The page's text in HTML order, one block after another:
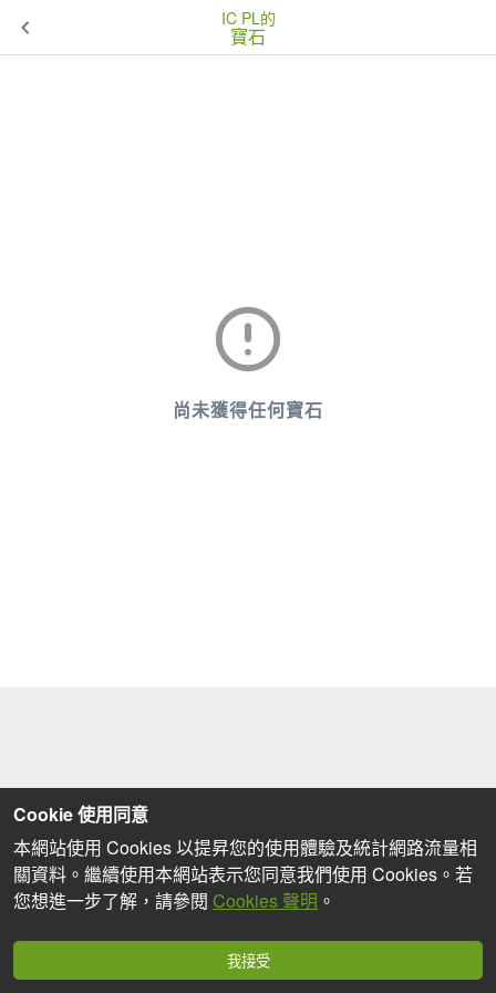
IC PL的
寶石
尚未獲得任何寶石
Cookie 使用同意
本網站使用 Cookies 以提昇您的使用體驗及統計網路流量相
關資料。繼續使用本網站表示您同意我們使用 Cookies。若
您想進一步了解，請參閱 Cookies 聲明 。
我接受